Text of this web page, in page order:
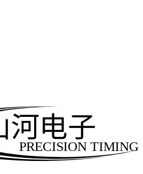
PRECISION TIMING
河电子